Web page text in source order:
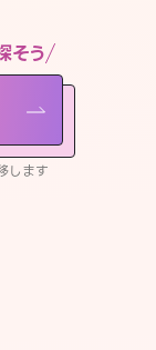
そう
します